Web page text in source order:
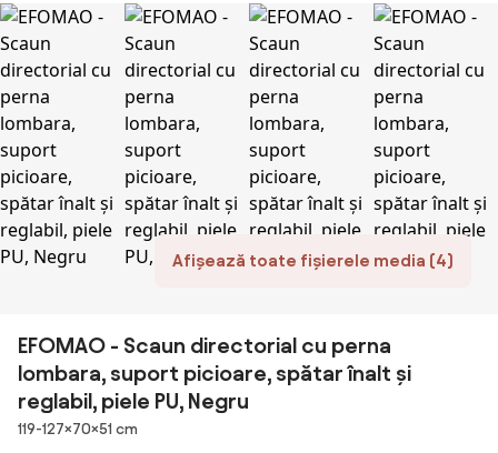
Afișează toate fișierele media (4)
EFOMAO - Scaun directorial cu perna
lombara, suport picioare, spătar înalt și
reglabil, piele PU, Negru
Dimensiuni
119-127×70×51 cm